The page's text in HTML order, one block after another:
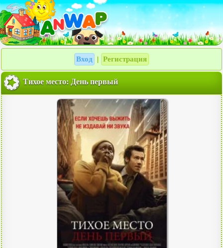
Вход Регистрация
Тихое место: День первый